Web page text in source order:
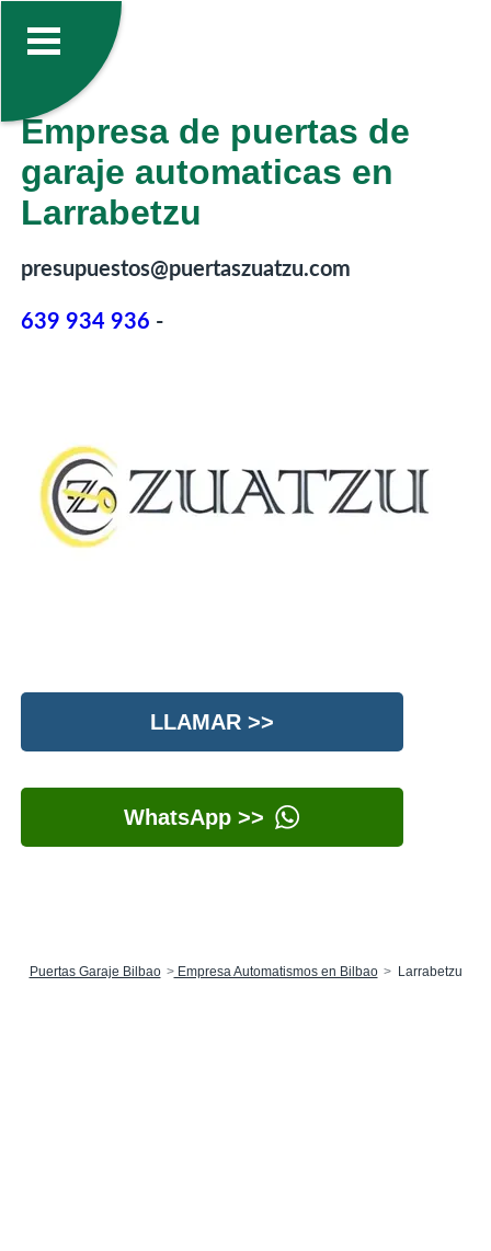
Empresa de puertas de
garaje automaticas en
Larrabetzu
presupuestos@puertaszuatzu.com
639 934 936 -
LLAMAR >>
WhatsApp >>
Puertas Garaje Bilbao Empresa Automatismos en Bilbao Larrabetzu